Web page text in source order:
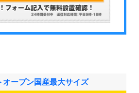
オープン国産最大サイズ